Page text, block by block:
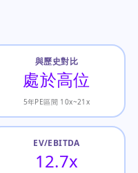
與歷史對比
處於高位
5年PE區間 10x~21x
EV/EBITDA
12.7x